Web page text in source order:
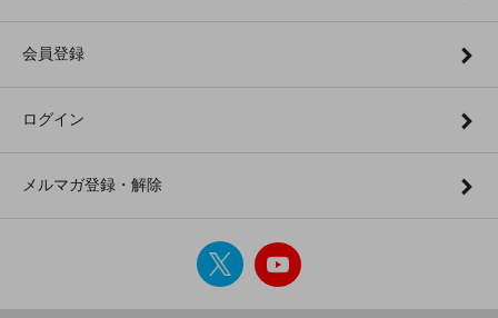
会員登録
ログイン
メルマガ登録・解除